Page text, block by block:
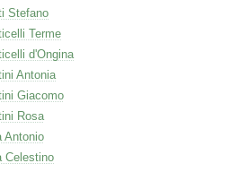
Stefano
Terme
d'Ongina
Antonia
Giacomo
Rosa
Antonio
Celestino